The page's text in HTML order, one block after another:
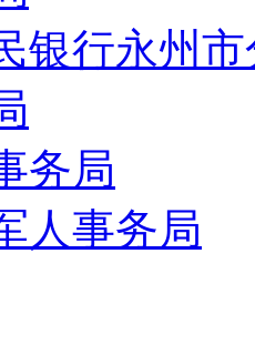
银行永州
务局
人事务局